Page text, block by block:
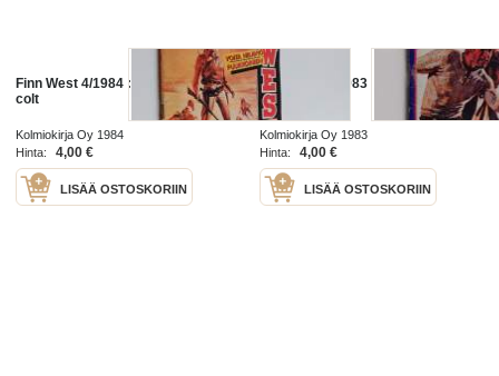
Finn West 4/1984 : Neljän tuulen
colt
Kolmiokirja Oy 1984
Hinta:
4,00 €
LISÄÄ OSTOSKORIIN
Finn West 9/1983
Kolmiokirja Oy 1983
Hinta:
4,00 €
LISÄÄ OSTOSKORIIN